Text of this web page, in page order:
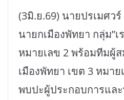
(3มิ.ย.69) นายปรเมศว
นายกเมืองพัทยา กลุ่ม”เ
หมายเลข 2 พร้อมทีมผู้
เมืองพัทยา เขต 3 หมา
พบปะผู้ประกอบการแล